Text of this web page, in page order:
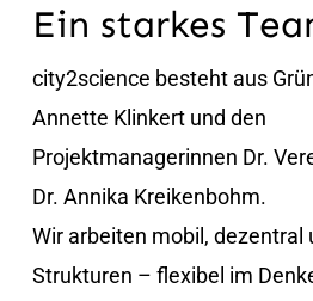
Ein starkes
city2science besteht aus
Annette Klinkert undden
Projektmanagerinnen Dr.
Dr. Annika Kreikenbohm.
Wir arbeiten mobil, dezentral
Strukturen – flexibel im